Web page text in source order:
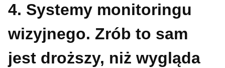
4. Systemy monitoringu
wizyjnego. Zrób to sam
jest droższy, niż wygląda